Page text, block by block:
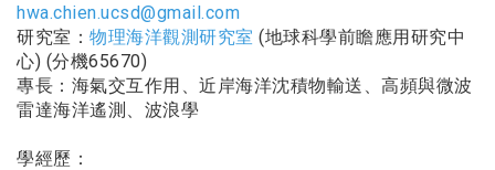
hwa.chien.ucsd@gmail.com
研究室： 物理海洋觀測研究室 (地球科學前瞻應用研究中
心) (分機65670)
專長：海氣交互作用、近岸海洋沈積物輸送、高頻與微波
雷達海洋遙測、波浪學
學經歷：